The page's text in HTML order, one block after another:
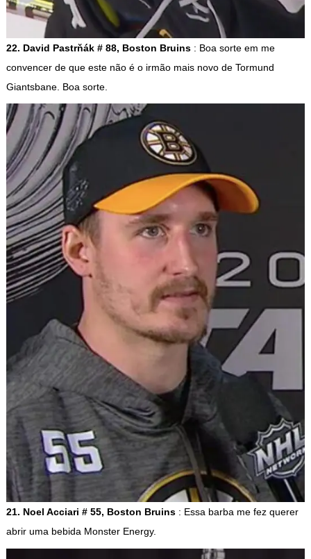
22. David Pastrňák # 88, Boston Bruins: Boa sorte em me
convencer de que este não é o irmão mais novo de Tormund
Giantsbane. Boa sorte.
21. Noel Acciari # 55, Boston Bruins: Essa barba me fez querer
abrir uma bebida Monster Energy.